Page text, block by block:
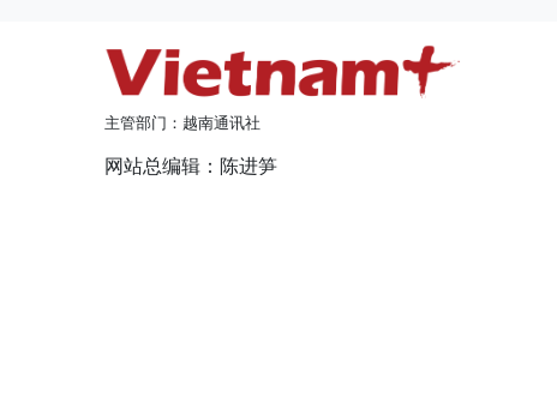
主管部门：越南通讯社
网站总编辑：陈进笋